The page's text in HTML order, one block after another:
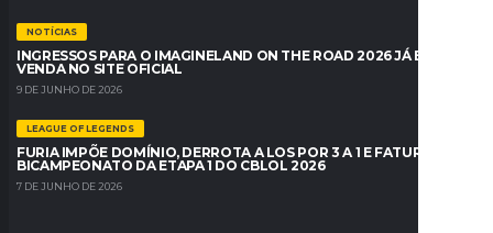
NOTÍCIAS
INGRESSOS PARA O IMAGINELAND ON THE ROAD 2026 JÁ ESTÃO À
VENDA NO SITE OFICIAL
9 DE JUNHO DE 2026
LEAGUE OF LEGENDS
FURIA IMPÕE DOMÍNIO, DERROTA A LOS POR 3 A 1 E FATURA O
BICAMPEONATO DA ETAPA 1 DO CBLOL 2026
7 DE JUNHO DE 2026